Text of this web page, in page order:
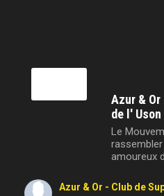
Azur &
de l'
Le
amoureux
Azur & Or - Club de